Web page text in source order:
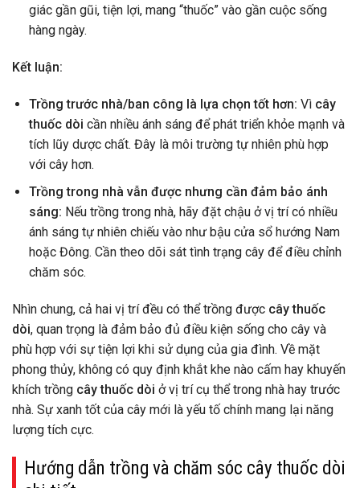
giác gần gũi, tiện lợi, mang “thuốc” vào gần cuộc sống
hàng ngày.
Kết luận:
Trồng trước nhà/ban công là lựa chọn tốt hơn: Vì cây
thuốc dòi cần nhiều ánh sáng để phát triển khỏe mạnh và
tích lũy dược chất. Đây là môi trường tự nhiên phù hợp
với cây hơn.
Trồng trong nhà vẫn được nhưng cần đảm bảo ánh
sáng: Nếu trồng trong nhà, hãy đặt chậu ở vị trí có nhiều
ánh sáng tự nhiên chiếu vào như bậu cửa sổ hướng Nam
hoặc Đông. Cần theo dõi sát tình trạng cây để điều chỉnh
chăm sóc.
Nhìn chung, cả hai vị trí đều có thể trồng được cây thuốc
dòi, quan trọng là đảm bảo đủ điều kiện sống cho cây và
phù hợp với sự tiện lợi khi sử dụng của gia đình. Về mặt
phong thủy, không có quy định khắt khe nào cấm hay khuyến
khích trồng cây thuốc dòi ở vị trí cụ thể trong nhà hay trước
nhà. Sự xanh tốt của cây mới là yếu tố chính mang lại năng
lượng tích cực.
Hướng dẫn trồng và chăm sóc cây thuốc dòi